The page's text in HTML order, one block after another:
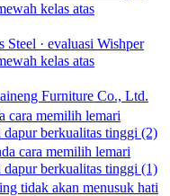
kelas atas
Steel · evaluasi Wishper
kelas atas
Furniture Co., Ltd.
cara memilih lemari
berkualitas tinggi (2)
cara memilih lemari
berkualitas tinggi (1)
tidak akan menusuk hati